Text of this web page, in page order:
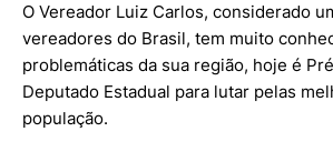
O Vereador Luiz Carlos, considerado
vereadores do Brasil, tem muito
problemáticas da sua região, hoje é
Deputado Estadual para lutar pelas
população.